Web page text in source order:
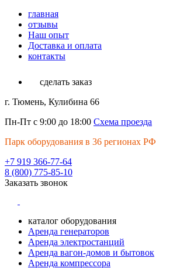
главная
отзывы
Наш опыт
Доставка и оплата
контакты
сделать заказ
г. Тюмень, Кулибина 66
Пн-Пт с 9:00 до 18:00 Схема проезда
Парк оборудования в 36 регионах РФ
+7 919 366-77-64
8 (800) 775-85-10
Заказать звонок
каталог оборудования
Аренда генераторов
Аренда электростанций
Аренда вагон-домов и бытовок
Аренда компрессора